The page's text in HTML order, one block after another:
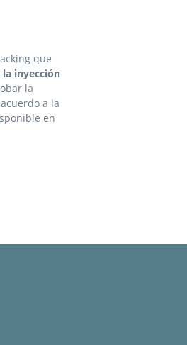
que
inyección
la
a la
en